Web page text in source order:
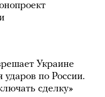
Украине
ударов по России.
сделку»